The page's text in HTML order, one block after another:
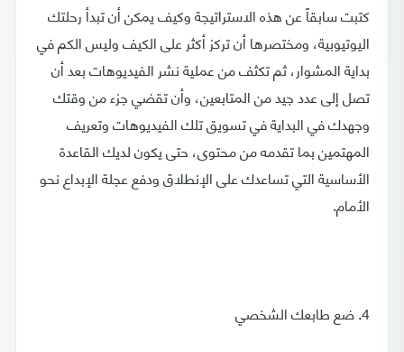
كتبت سابقاً عن هذه الاستراتيجة وكيف يمكن أن تبدأ رحلتك
اليوتيوبية، ومختصرها أن تركز أكثر على الكيف وليس الكم في
بداية المشوار، ثم تكثف من عملية نشر الفيديوهات بعد أن
تصل إلى عدد جيد من المتابعين، وأن تقضي جزء من وقتك
وجهدك في البداية في تسويق تلك الفيديوهات وتعريف
المهتمين بما تقدمه من محتوى، حتى يكون لديك القاعدة
الأساسية التي تساعدك على الإنطلاق ودفع عجلة الإبداع نحو
الأمام.
4. ضع طابعك الشخصي